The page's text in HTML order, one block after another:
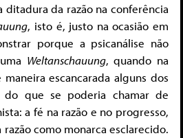
ditadura da razão na conferência
, isto é, justo na ocasião em
porque a psicanálise não
Weltanschauung, quando na
escancarada alguns dos
do que se poderia chamar de
a fé na razão e no progresso,
como monarca esclarecido.